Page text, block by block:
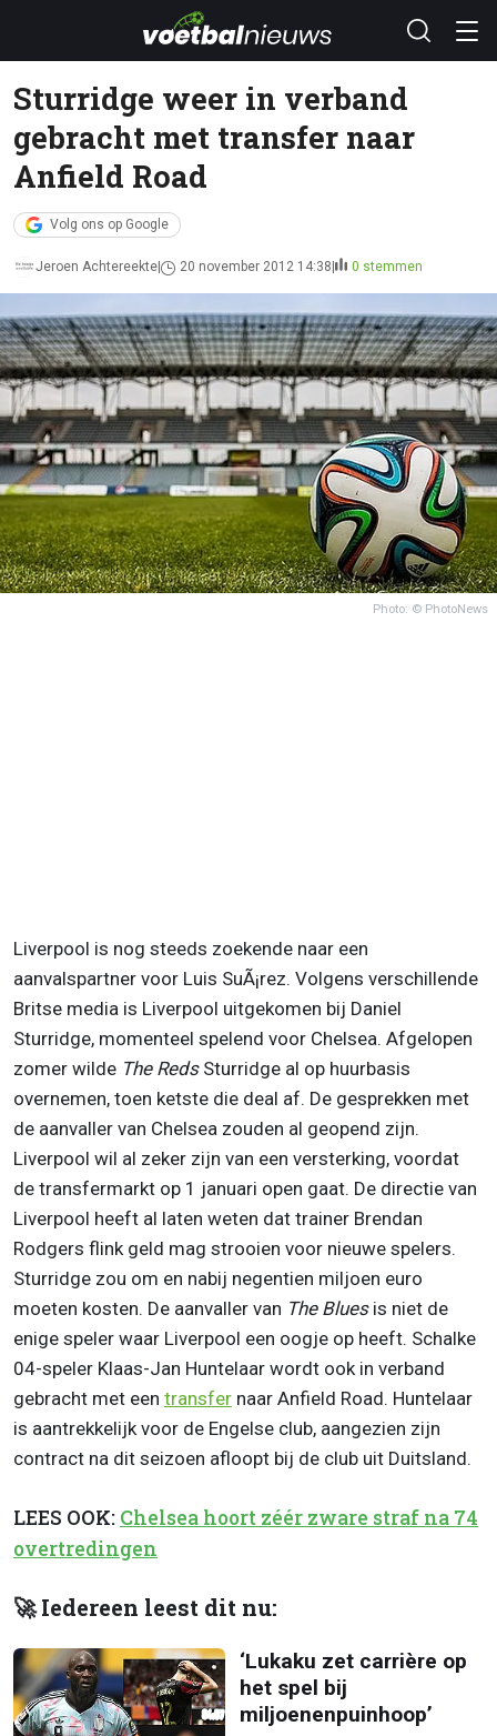
Sturridge weer in verband
gebracht met transfer naar
Anfield Road
Volg ons op Google
Jeroen Achtereekte 20 november 2012 14:38 0 stemmen
Photo: © PhotoNews
Liverpool is nog steeds zoekende naar een
aanvalspartner voor Luis SuÃ¡rez. Volgens verschillende
Britse media is Liverpool uitgekomen bij Daniel
Sturridge, momenteel spelend voor Chelsea. Afgelopen
zomer wilde The RedsSturridge al op huurbasis
overnemen, toen ketste die deal af. De gesprekken met
de aanvaller van Chelsea zouden al geopend zijn.
Liverpool wil al zeker zijn van een versterking, voordat
de transfermarkt op 1 januari open gaat. De directie van
Liverpool heeft al laten weten dat trainer Brendan
Rodgers flink geld mag strooien voor nieuwe spelers.
Sturridge zou om en nabij negentien miljoen euro
moeten kosten. De aanvaller van The Bluesis niet de
enige speler waar Liverpool een oogje op heeft. Schalke
04-speler Klaas-Jan Huntelaar wordt ook in verband
gebracht met een transfer naar Anfield Road. Huntelaar
is aantrekkelijk voor de Engelse club, aangezien zijn
contract na dit seizoen afloopt bij de club uit Duitsland.
LEES OOK: Chelsea hoort zéér zware straf na 74
overtredingen
🚀 Iedereen leest dit nu:
‘Lukaku zet carrière op
het spel bij
miljoenenpuinhoop’